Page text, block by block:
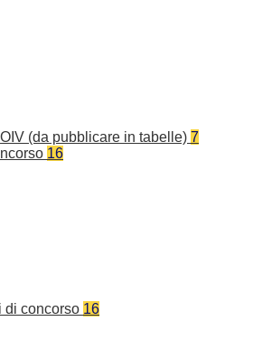
OIV (da pubblicare in tabelle) 7
16
di concorso 16